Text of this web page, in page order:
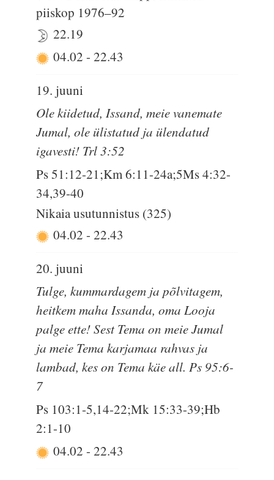
piiskop 1976–92
22.19
04.02 - 22.43
19. juuni
Ole kiidetud, Issand, meie vanemate
Jumal, ole ülistatud ja ülendatud
igavesti! Trl 3:52
Ps 51:12-21;Km 6:11-24a;5Ms 4:32-
34,39-40
Nikaia usutunnistus (325)
04.02 - 22.43
20. juuni
Tulge, kummardagem ja põlvitagem,
heitkem maha Issanda, oma Looja
palge ette! Sest Tema on meie Jumal
ja meie Tema karjamaa rahvas ja
lambad, kes on Tema käe all. Ps 95:6-
7
Ps 103:1-5,14-22;Mk 15:33-39;Hb
2:1-10
04.02 - 22.43